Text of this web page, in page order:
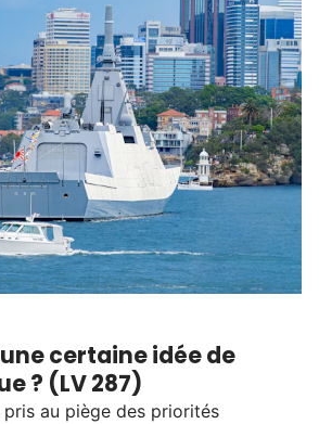
certaine idée de
? (LV 287)
au piège des priorités